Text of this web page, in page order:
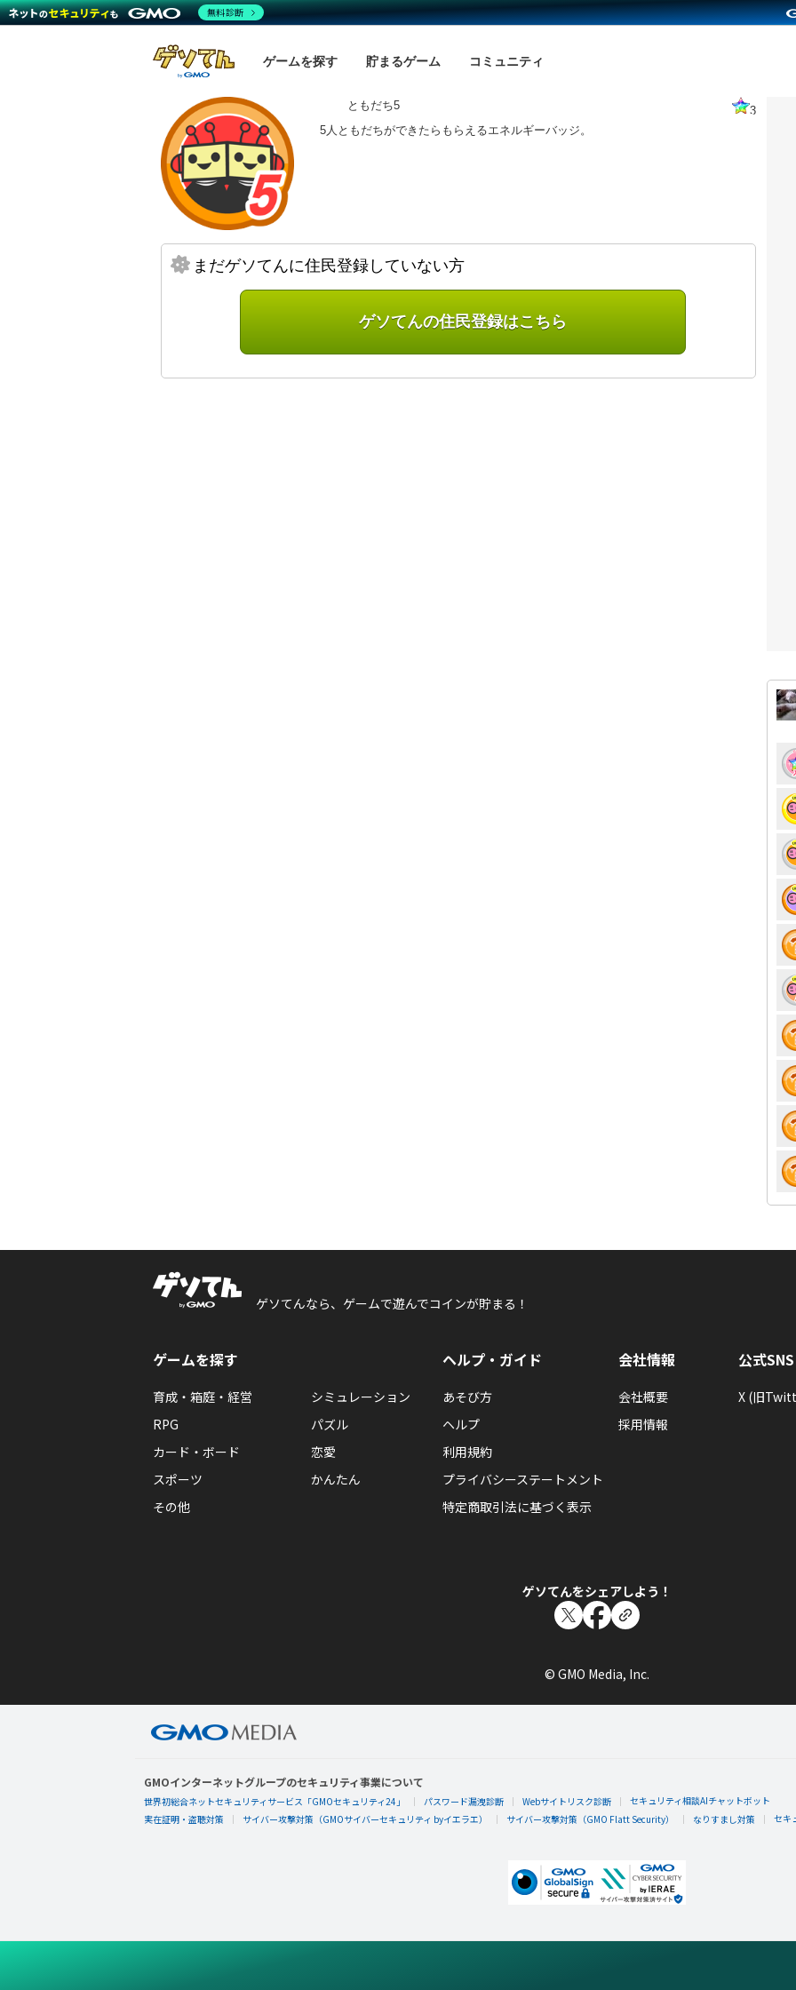
ゲームを探す 貯まるゲーム コミュニティ
ともだち5
3
5人ともだちができたらもらえるエネルギーバッジ。
まだゲソてんに住民登録していない方
ゲソてんの住民登録はこちら
ゲソてんなら、ゲームで遊んでコインが貯まる！
ゲームを探す
育成・箱庭・経営
シミュレーション
RPG
パズル
カード・ボード
恋愛
スポーツ
かんたん
その他
ヘルプ・ガイド
あそび方
ヘルプ
利用規約
プライバシーステートメント
特定商取引法に基づく表示
会社情報
会社概要
採用情報
公式SNS
X (旧
ゲソてんをシェアしよう！
© GMO Media, Inc.
GMOインターネットグループのセキュリティ事業について
世界初総合ネットセキュリティサービス「GMOセキュリティ24」 パスワード漏洩診断 Webサイトリスク診断
セキュリティ相談AIチャットボット
実在証明・盗聴対策
サイバー攻撃対策（GMOサイバーセキュリティ byイエラエ） サイバー攻撃対策（GMO Flatt Security） なりすまし対策 セキ
無料診断